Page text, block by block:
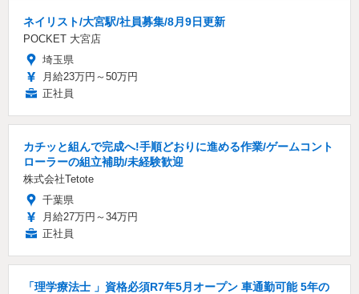
ネイリスト/大宮駅/社員募集/8月9日更新
POCKET 大宮店
埼玉県
月給23万円～50万円
正社員
カチッと組んで完成へ!手順どおりに進める作業/ゲームコント
ローラーの組立補助/未経験歓迎
株式会社Tetote
千葉県
月給27万円～34万円
正社員
「理学療法士 」資格必須R7年5月オープン 車通勤可能 5年の